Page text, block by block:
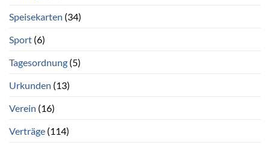
Speisekarten (34)
Sport (6)
Tagesordnung (5)
Urkunden (13)
Verein (16)
Verträge (114)